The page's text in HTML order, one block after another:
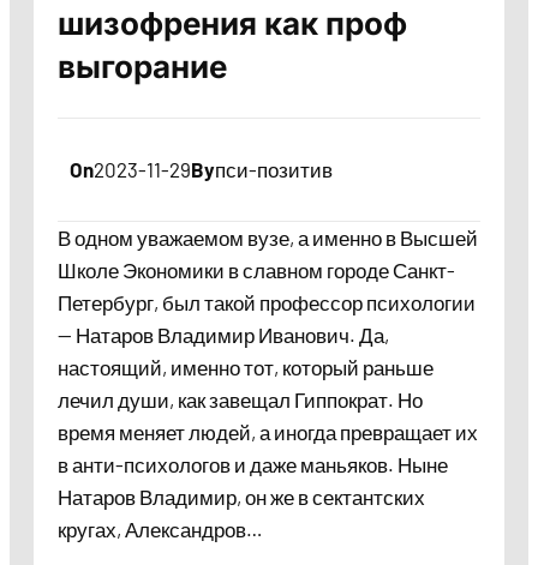
шизофрения как проф
выгорание
On2023-11-29Byпси-позитив
В одном уважаемом вузе, а именно в Высшей
Школе Экономики в славном городе Санкт-
Петербург, был такой профессор психологии
— Натаров Владимир Иванович. Да,
настоящий, именно тот, который раньше
лечил души, как завещал Гиппократ. Но
время меняет людей, а иногда превращает их
в анти-психологов и даже маньяков. Ныне
Натаров Владимир, он же в сектантских
кругах, Александров…